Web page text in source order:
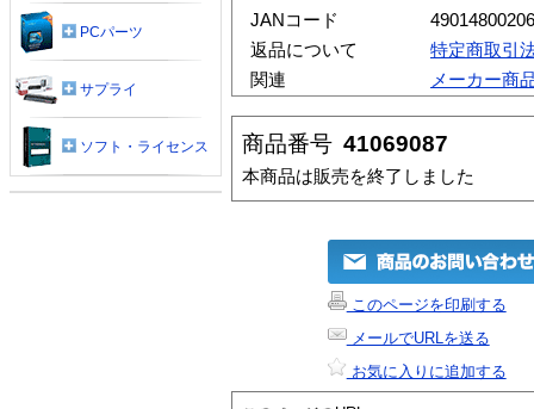
JANコード
返品について
特定商取引
関連
メーカー商
商品番号 41069087
本商品は販売を終了しました
このページを印刷する
メールでURLを送る
お気に入りに追加する
PCパーツ
サプライ
ソフト・ライセンス